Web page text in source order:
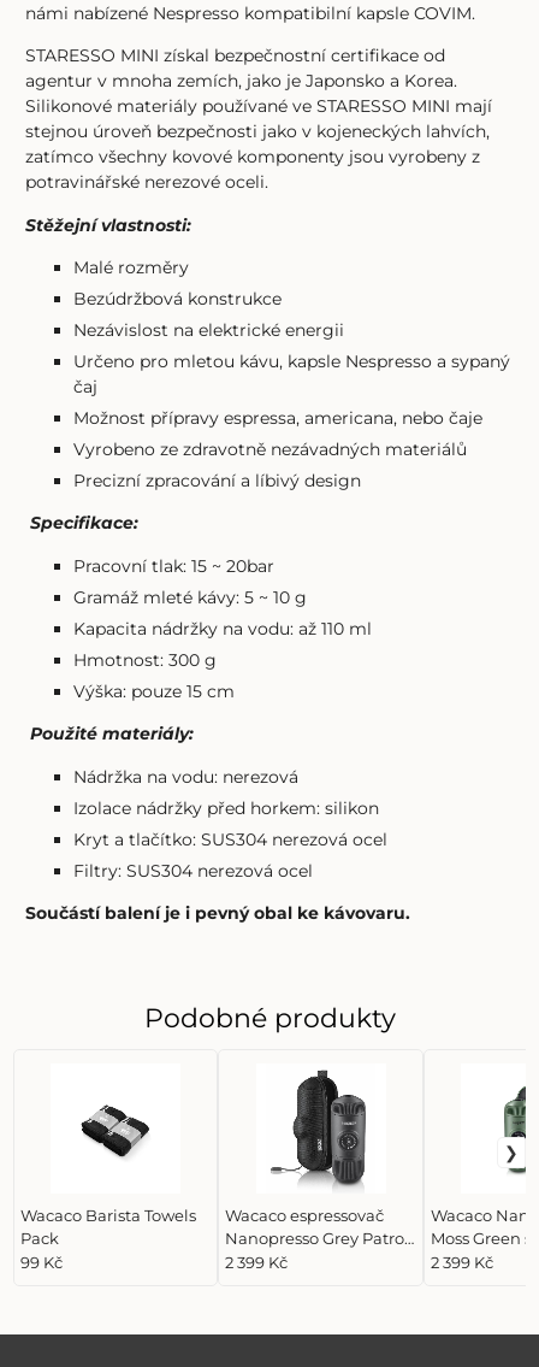
námi nabízené Nespresso kompatibilní kapsle COVIM.
STARESSO MINI získal bezpečnostní certifikace od
agentur v mnoha zemích, jako je Japonsko a Korea.
Silikonové materiály používané ve STARESSO MINI mají
stejnou úroveň bezpečnosti jako v kojeneckých lahvích,
zatímco všechny kovové komponenty jsou vyrobeny z
potravinářské nerezové oceli.
Stěžejní vlastnosti:
Malé rozměry
Bezúdržbová konstrukce
Nezávislost na elektrické energii
Určeno pro mletou kávu, kapsle Nespresso a sypaný
čaj
Možnost přípravy espressa, americana, nebo čaje
Vyrobeno ze zdravotně nezávadných materiálů
Precizní zpracování a líbivý design
Specifikace:
Pracovní tlak: 15 ~ 20bar
Gramáž mleté kávy: 5 ~ 10 g
Kapacita nádržky na vodu: až 110 ml
Hmotnost: 300 g
Výška: pouze 15 cm
Použité materiály:
Nádržka na vodu: nerezová
Izolace nádržky před horkem: silikon
Kryt a tlačítko: SUS304 nerezová ocel
Filtry: SUS304 nerezová ocel
Součástí balení je i pevný obal ke kávovaru.
Podobné produkty
Wacaco Barista Towels
Pack
99 Kč
Wacaco espressovač
Nanopresso Grey Patrol
+ Hard Case
2 399 Kč
Wacaco
Moss Green
2 399 Kč